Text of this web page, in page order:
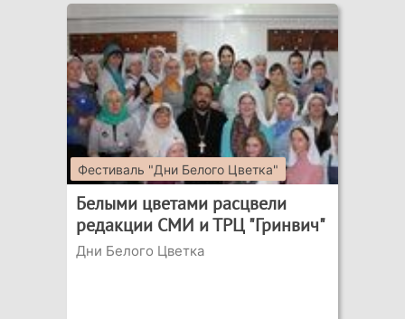
Фестиваль "Дни Белого Цветка"
Белыми цветами расцвели
редакции СМИ и ТРЦ "Гринвич"
Дни Белого Цветка